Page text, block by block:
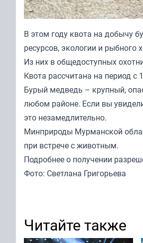
В этом году квота на добычу
ресурсов, экологии и рыбного
Из них в общедоступных
Квота рассчитана на период с
Бурый медведь – крупный,
любом районе. Если вы
это незамедлительно.
Минприроды Мурманской
при встрече с животным.
Подробнее о получении
Фото: Светлана Григорьева
Читайте также